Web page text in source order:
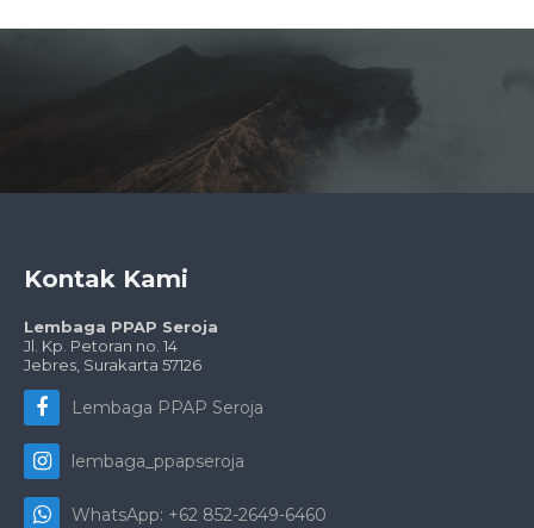
Kontak Kami
Lembaga PPAP Seroja
Jl. Kp. Petoran no. 14
Jebres, Surakarta 57126
Lembaga PPAP Seroja
lembaga_ppapseroja
WhatsApp: +62 852-2649-6460